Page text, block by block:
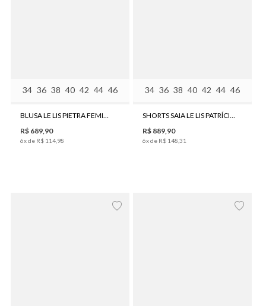
34 36 38 40 42 44 46
BLUSA LE LIS PIETRA FEMININA
R$ 689,90
6x de R$ 114 98
34 36 38 40 42 44 46
SHORTS SAIA LE LIS PATRÍCIA FEMININO
R$ 889,90
6x de R$ 148 31